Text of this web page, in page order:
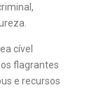
cível
flagrantes
e recursos